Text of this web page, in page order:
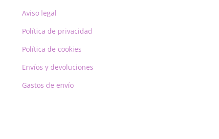
Aviso legal
Política de privacidad
Política de cookies
Envíos y devoluciones
Gastos de envío